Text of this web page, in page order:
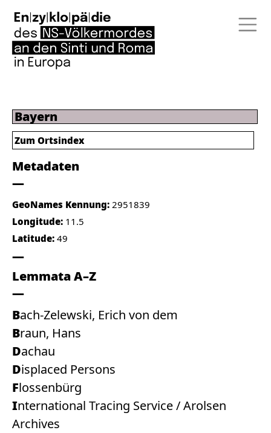
Bayern
Metadaten
GeoNames Kennung: 2951839
Longitude: 11.5
Latitude: 49
Lemmata A–Z
Bach-Zelewski, Erich von dem
Braun, Hans
Dachau
Displaced Persons
Flossenbürg
International Tracing Service / Arolsen
Archives
Zum Ortsindex